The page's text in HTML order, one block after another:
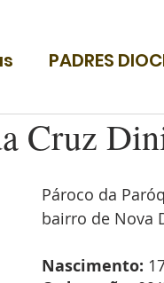
PADRES
Cruz
Pároco da
bairro de Nova
Nascimento: